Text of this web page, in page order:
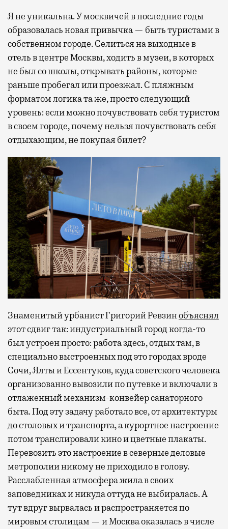
Я не уникальна. У москвичей в последние годы
образовалась новая привычка — быть туристами в
собственном городе. Селиться на выходные в
отель в центре Москвы, ходить в музеи, в которых
не был со школы, открывать районы, которые
раньше пробегал или проезжал. С пляжным
форматом логика та же, просто следующий
уровень: если можно почувствовать себя туристом
в своем городе, почему нельзя почувствовать себя
отдыхающим, не покупая билет?
Знаменитый урбанист Григорий Ревзинобъяснял
этот сдвиг так: индустриальный город когда-то
был устроен просто: работа здесь, отдых там, в
специально выстроенных под это городах вроде
Сочи, Ялты и Ессентуков, куда советского человека
организованно вывозили по путевке и включали в
отлаженный механизм-конвейер санаторного
быта. Под эту задачу работало все, от архитектуры
до столовых и транспорта, а курортное настроение
потом транслировали кино и цветные плакаты.
Перевозить это настроение в северные деловые
метрополии никому не приходило в голову.
Расслабленная атмосфера жила в своих
заповедниках и никуда оттуда не выбиралась. А
тут вдруг вырвалась и распространяется по
мировым столицам — и Москва оказалась в числе